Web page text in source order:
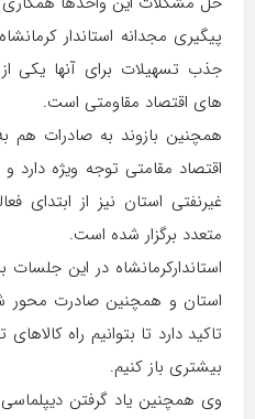
پیگیری مجدانه استاندار
جذب تسهیلات برای آنها
های اقتصاد مقاومتی است.
همچنین بازوند به صادرات هم
اقتصاد مقامتی توجه ویژه دارد
غیرنفتی استان نیز از ابتدای
متعدد برگزار شده است.
استاندارکرمانشاه در این جلسات
استان و همچنین صادرت محور
تاکید دارد تا بتوانیم راه
بیشتری باز کنیم.
وی همچنین یاد گرفتن دیپلماسی